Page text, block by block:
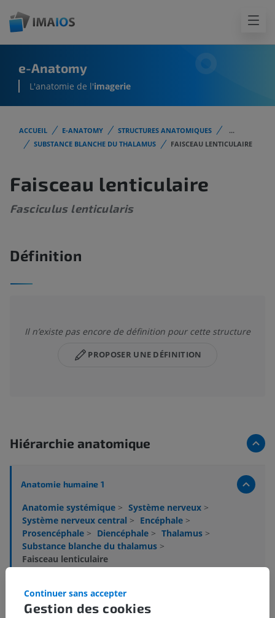
e-Anatomy
L'anatomie de l'imagerie
ACCUEIL E-ANATOMY STRUCTURES ANATOMIQUES
...
SUBSTANCE BLANCHE DU THALAMUS
FAISCEAU LENTICULAIRE
Faisceau lenticulaire
Fasciculus lenticularis
Définition
Il n’existe pas encore de définition pour cette structure
PROPOSER UNE DÉFINITION
Hiérarchie anatomique
Anatomie humaine 1
Anatomie systémique > Système nerveux >
Système nerveux central > Encéphale >
Prosencéphale > Diencéphale > Thalamus >
Substance blanche du thalamus >
Faisceau lenticulaire
sous-jacente
Gestion des cookies
Continuer sans accepter